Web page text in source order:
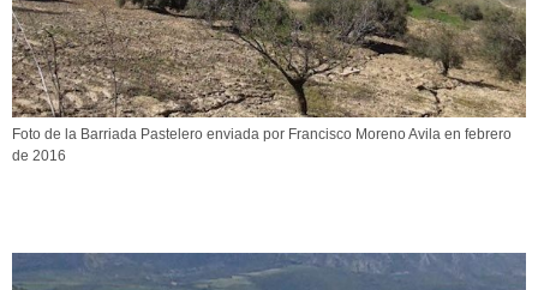
Foto de la Barriada Pastelero enviada por Francisco Moreno Avila en febrero
de 2016